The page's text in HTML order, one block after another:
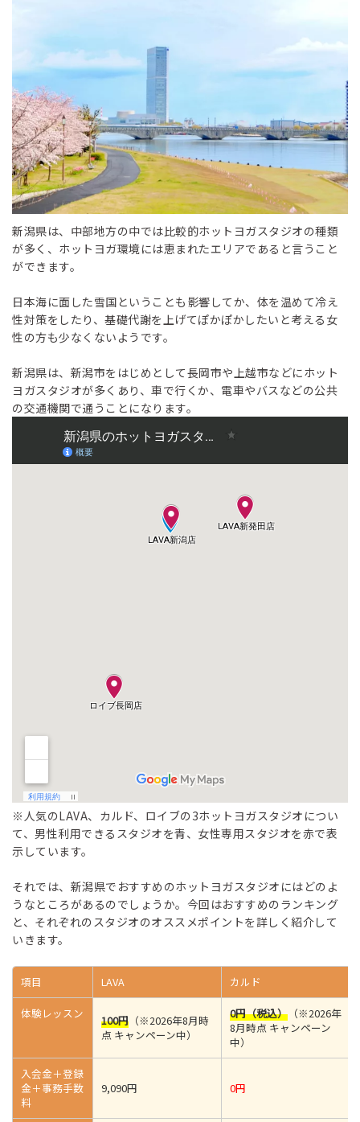
新潟県は、中部地方の中では比較的ホットヨガスタジオの種類
が多く、ホットヨガ環境には恵まれたエリアであると言うこと
ができます。
日本海に面した雪国ということも影響してか、体を温めて冷え
性対策をしたり、基礎代謝を上げてぽかぽかしたいと考える女
性の方も少なくないようです。
新潟県は、新潟市をはじめとして長岡市や上越市などにホット
ヨガスタジオが多くあり、車で行くか、電車やバスなどの公共
の交通機関で通うことになります。
※人気のLAVA、カルド、ロイブの3ホットヨガスタジオについ
て、男性利用できるスタジオを青、女性専用スタジオを赤で表
示しています。
それでは、新潟県でおすすめのホットヨガスタジオにはどのよ
うなところがあるのでしょうか。今回はおすすめのランキング
と、それぞれのスタジオのオススメポイントを詳しく紹介して
いきます。
項目 LAVA カルド
体験レッスン 100円 （※2026年8月時
点 キャンペーン中）
0円（税込） （※2026年
8月時点 キャンペーン
中）
入会金＋登録
金＋事務手数
料
9,090円 0円